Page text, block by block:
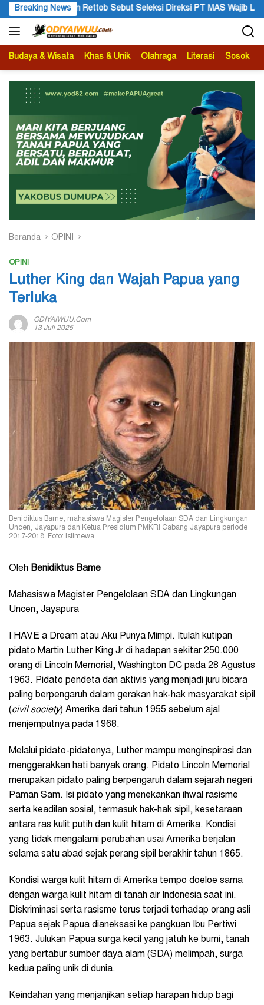
Langsung
ke
konten
Breaking News
Rettob Sebut Seleksi Direksi PT MAS Wajib Lewat Mekanisme
Budaya & Wisata Khas & Unik Olahraga Literasi Sosok
Beranda OPINI
OPINI
Luther King dan Wajah Papua yang
Terluka
ODIYAIWUU.com
13 Juli 2025
Benidiktus Bame, mahasiswa Magister Pengelolaan SDA dan Lingkungan
Uncen, Jayapura dan Ketua Presidium PMKRI Cabang Jayapura periode
2017-2018. Foto: Istimewa
Oleh Benidiktus Bame
Mahasiswa Magister Pengelolaan SDA dan Lingkungan
Uncen, Jayapura
I HAVE a Dream atau Aku Punya Mimpi. Itulah kutipan
pidato Martin Luther King Jr di hadapan sekitar 250.000
orang di Lincoln Memorial, Washington DC pada 28 Agustus
1963. Pidato pendeta dan aktivis yang menjadi juru bicara
paling berpengaruh dalam gerakan hak-hak masyarakat sipil
(civil society) Amerika dari tahun 1955 sebelum ajal
menjemputnya pada 1968.
Melalui pidato-pidatonya, Luther mampu menginspirasi dan
menggerakkan hati banyak orang. Pidato Lincoln Memorial
merupakan pidato paling berpengaruh dalam sejarah negeri
Paman Sam. Isi pidato yang menekankan ihwal rasisme
serta keadilan sosial, termasuk hak-hak sipil, kesetaraan
antara ras kulit putih dan kulit hitam di Amerika. Kondisi
yang tidak mengalami perubahan usai Amerika berjalan
selama satu abad sejak perang sipil berakhir tahun 1865.
Kondisi warga kulit hitam di Amerika tempo doeloe sama
dengan warga kulit hitam di tanah air Indonesia saat ini.
Diskriminasi serta rasisme terus terjadi terhadap orang asli
Papua sejak Papua dianeksasi ke pangkuan Ibu Pertiwi
1963. Julukan Papua surga kecil yang jatuh ke bumi, tanah
yang bertabur sumber daya alam (SDA) melimpah, surga
kedua paling unik di dunia.
Keindahan yang menjanjikan setiap harapan hidup bagi